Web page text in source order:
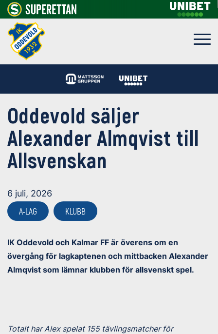
Oddevold säljer
Alexander Almqvist till
Allsvenskan
6 juli, 2026
A-LAG KLUBB
IK Oddevold och Kalmar FF är överens om en
övergång för lagkaptenen och mittbacken Alexander
Almqvist som lämnar klubben för allsvenskt spel.
Totalt har Alex spelat 155 tävlingsmatcher för